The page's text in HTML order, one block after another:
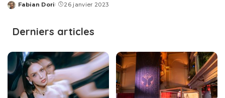
Posted
Fabian Dori 26 janvier 2023
Derniers articles